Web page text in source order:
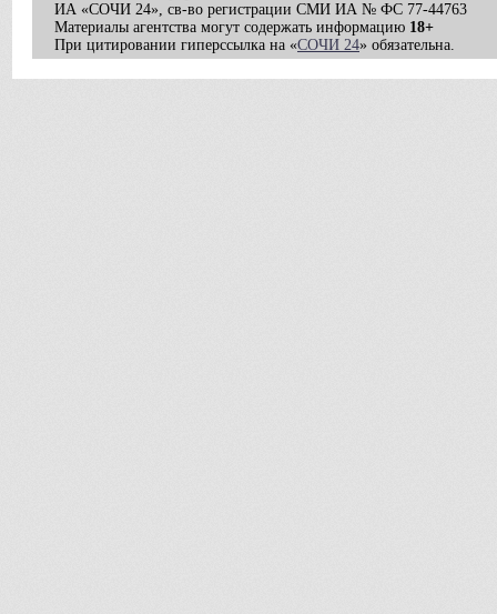
ИА «СОЧИ 24», св-во регистрации СМИ ИА № ФС 77-44763
Материалы агентства могут содержать информацию 18+
При цитировании гиперссылка на «СОЧИ 24» обязательна.